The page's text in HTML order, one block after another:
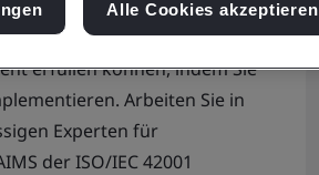
erfüllen können, indem Sie
Arbeiten Sie in
Experten für
der ISO/IEC 42001
Alle Cookies akzeptieren